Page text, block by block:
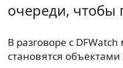
очереди, чтобы
В разговоре с
становятся